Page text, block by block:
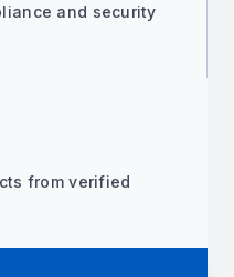
and security
from verified